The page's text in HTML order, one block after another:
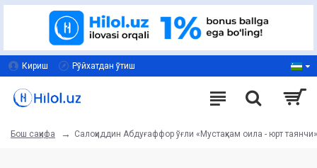
Кириш Рўйхатдан ўтиш
Бош саҳифа Салоҳиддин Абдуғаффор ўғли «Мустаҳкам оила - юрт